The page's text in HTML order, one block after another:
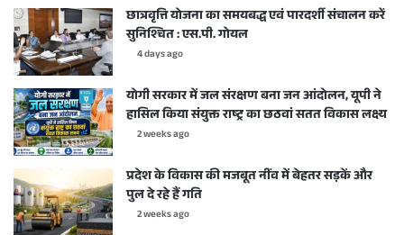
छात्रवृत्ति योजना का समयबद्ध एवं पारदर्शी संचालन करें
सुनिश्चित : एस.पी. गोयल
4 days ago
योगी सरकार में जल संरक्षण बना जन आंदोलन, यूपी ने
हासिल किया संयुक्त राष्ट्र का छठवां सतत विकास लक्ष्य
2 weeks ago
प्रदेश के विकास की मजबूत नींव में बेहतर सड़कें और
पुल दे रहे हैं गति
2 weeks ago